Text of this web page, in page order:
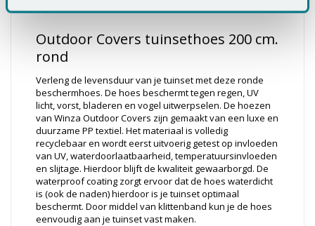
Outdoor Covers tuinsethoes 200 cm.
rond
Verleng de levensduur van je tuinset met deze ronde
beschermhoes. De hoes beschermt tegen regen, UV
licht, vorst, bladeren en vogel uitwerpselen. De hoezen
van Winza Outdoor Covers zijn gemaakt van een luxe en
duurzame PP textiel. Het materiaal is volledig
recyclebaar en wordt eerst uitvoerig getest op invloeden
van UV, waterdoorlaatbaarheid, temperatuursinvloeden
en slijtage. Hierdoor blijft de kwaliteit gewaarborgd. De
waterproof coating zorgt ervoor dat de hoes waterdicht
is (ook de naden) hierdoor is je tuinset optimaal
beschermt. Door middel van klittenband kun je de hoes
eenvoudig aan je tuinset vast maken.